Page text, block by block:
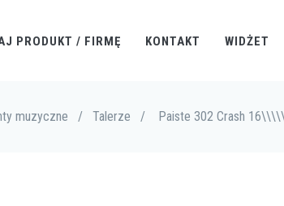
PRODUKT / FIRMĘ KONTAKT WIDŻET
muzyczne / Talerze / Paiste 302 Crash